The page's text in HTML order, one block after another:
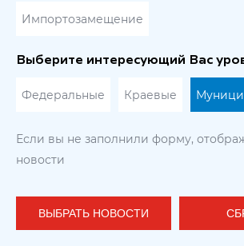
Импортозамещение
Выберите интересующий Вас
Федеральные Краевые
Если вы не заполнили форму,
новости
ВЫБРАТЬ НОВОСТИ